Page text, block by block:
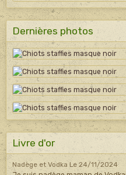
Dernières photos
Livre d'or
Nadège et Vodka Le 24/11/2024